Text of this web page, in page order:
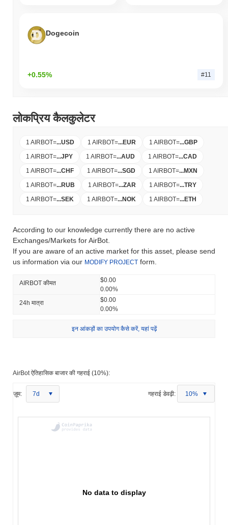
Dogecoin
+0.55% #11
लोकप्रिय कैलकुलेटर
1 AIRBOT=...USD 1 AIRBOT=...EUR 1 AIRBOT=...GBP
1 AIRBOT=...JPY 1 AIRBOT=...AUD 1 AIRBOT=...CAD
1 AIRBOT=...CHF 1 AIRBOT=...SGD 1 AIRBOT=...MXN
1 AIRBOT=...RUB 1 AIRBOT=...ZAR 1 AIRBOT=...TRY
1 AIRBOT=...SEK 1 AIRBOT=...NOK 1 AIRBOT=...ETH
According to our knowledge currently there are no active
Exchanges/Markets for AirBot.
If you are aware of an active market for this asset, please send
us information via our MODIFY PROJECT form.
AIRBOT कीमत
$0.00
0.00%
24h मात्रा
$0.00
0.00%
इन आंकड़ों का उपयोग कैसे करें, यहां पढ़ें
AirBot ऐतिहासिक बाजार की गहराई (10%):
ज़ूम: 7d गहराई डेवढ़ी: 10%
No data to display